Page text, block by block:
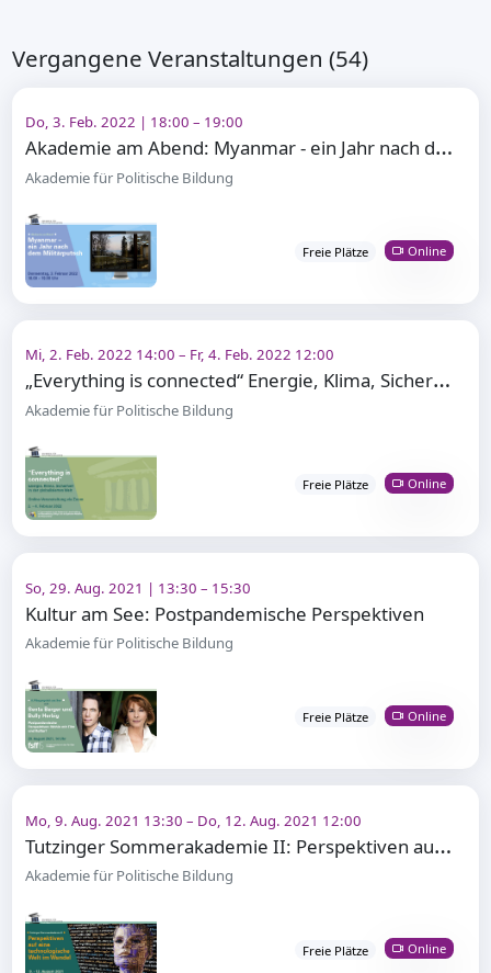
Vergangene Veranstaltungen (54)
Do, 3. Feb. 2022 | 18:00 – 19:00
A
kademie am Abend: Myanmar - ein Jahr nach dem Militärputsch
Akademie für Politische Bildung
Freie Plätze Online
Mi, 2. Feb. 2022 14:00 – Fr, 4. Feb. 2022 12:00
„
Everything is connected“ Energie, Klima, Sicherheit in der globalisierten Welt
Akademie für Politische Bildung
Freie Plätze Online
So, 29. Aug. 2021 | 13:30 – 15:30
Kultur am See: Postpandemische Perspektiven
Akademie für Politische Bildung
Freie Plätze Online
Mo, 9. Aug. 2021 13:30 – Do, 12. Aug. 2021 12:00
T
utzinger Sommerakademie II: Perspektiven auf eine technologische Welt im Wandel
Akademie für Politische Bildung
Freie Plätze Online